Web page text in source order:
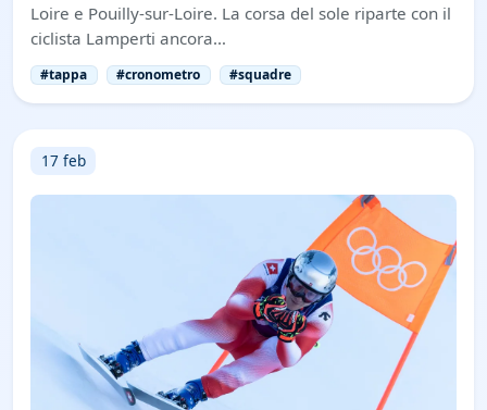
Loire e Pouilly-sur-Loire. La corsa del sole riparte con il
ciclista Lamperti ancora…
#tappa #cronometro #squadre
17 feb